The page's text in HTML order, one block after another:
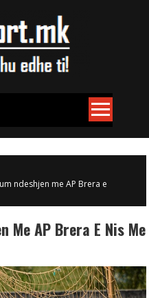
ndeshjen me AP Brera e
Me AP Brera E Nis Me